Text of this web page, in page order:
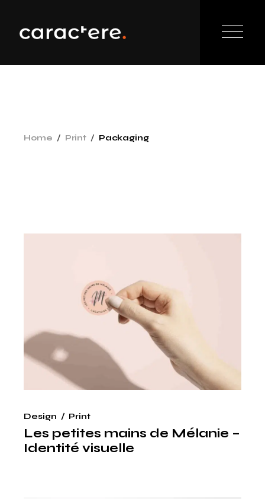
Home Print Packaging
Design Print
Les petites mains de Mélanie –
Identité visuelle